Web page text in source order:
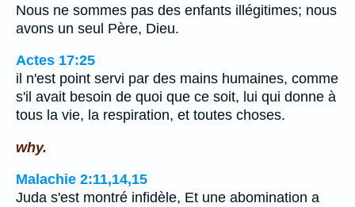
Nous ne sommes pas des enfants illégitimes; nous
avons un seul Père, Dieu.
Actes 17:25
il n'est point servi par des mains humaines, comme
s'il avait besoin de quoi que ce soit, lui qui donne à
tous la vie, la respiration, et toutes choses.
why.
Malachie 2:11,14,15
Juda s'est montré infidèle, Et une abomination a